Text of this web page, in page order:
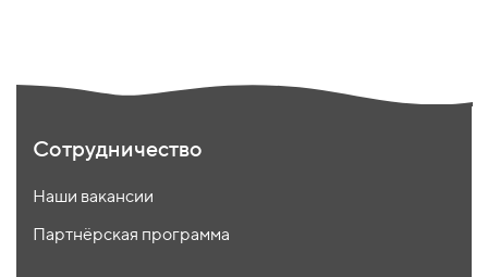
Сотрудничество
Наши вакансии
Партнёрская программа